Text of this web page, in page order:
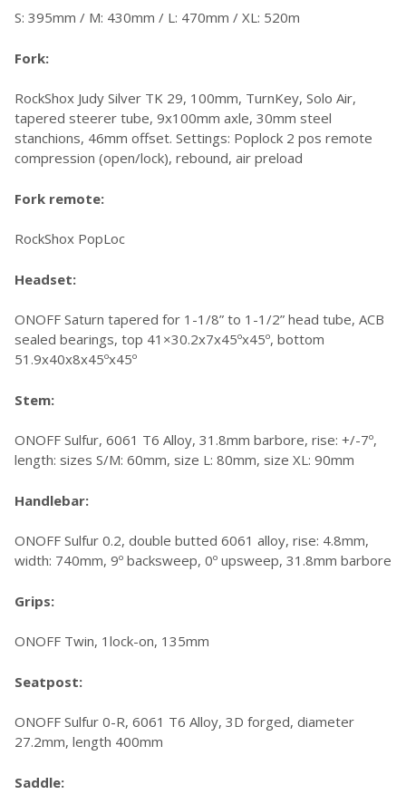
S: 395mm / M: 430mm / L: 470mm / XL: 520m
Fork:
RockShox Judy Silver TK 29, 100mm, TurnKey, Solo Air,
tapered steerer tube, 9x100mm axle, 30mm steel
stanchions, 46mm offset. Settings: Poplock 2 pos remote
compression (open/lock), rebound, air preload
Fork remote:
RockShox PopLoc
Headset:
ONOFF Saturn tapered for 1-1/8” to 1-1/2” head tube, ACB
sealed bearings, top 41×30.2x7x45ºx45º, bottom
51.9x40x8x45ºx45º
Stem:
ONOFF Sulfur, 6061 T6 Alloy, 31.8mm barbore, rise: +/-7º,
length: sizes S/M: 60mm, size L: 80mm, size XL: 90mm
Handlebar:
ONOFF Sulfur 0.2, double butted 6061 alloy, rise: 4.8mm,
width: 740mm, 9º backsweep, 0º upsweep, 31.8mm barbore
Grips:
ONOFF Twin, 1lock-on, 135mm
Seatpost:
ONOFF Sulfur 0-R, 6061 T6 Alloy, 3D forged, diameter
27.2mm, length 400mm
Saddle: